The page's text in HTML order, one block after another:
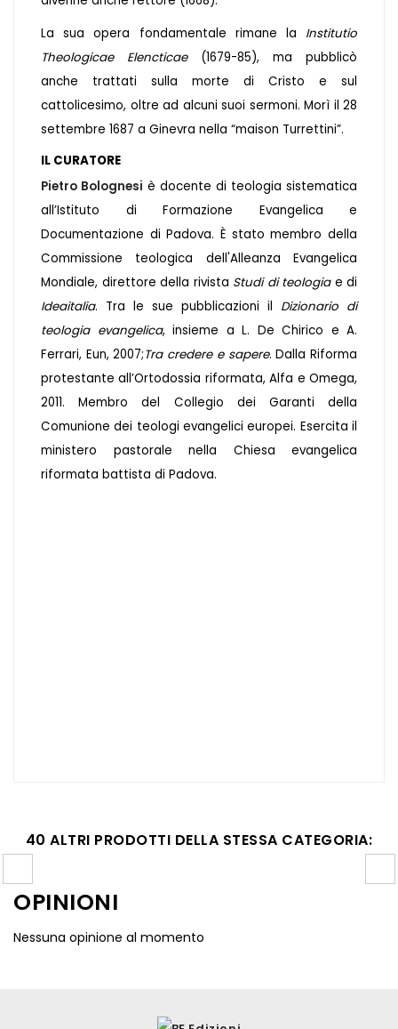
La sua opera fondamentale rimane la Institutio
Theologicae Elencticae(1679-85), ma pubblicò
anche trattati sulla morte di Cristo e sul
cattolicesimo, oltre ad alcuni suoi sermoni. Morì il 28
settembre 1687 a Ginevra nella “maison Turrettini”.
IL CURATORE
Pietro Bolognesi è docente di teologia sistematica
all’Istituto di Formazione Evangelica e
Documentazione di Padova. È stato membro della
Commissione teologica dell'Alleanza Evangelica
Mondiale, direttore della rivista Studi di teologiae di
Ideaitalia. Tra le sue pubblicazioni il Dizionario di
teologia evangelica, insieme a L. De Chirico e A.
Ferrari, Eun, 2007;Tra credere e sapere. Dalla Riforma
protestante all’Ortodossia riformata, Alfa e Omega,
2011. Membro del Collegio dei Garanti della
Comunione dei teologi evangelici europei. Esercita il
ministero pastorale nella Chiesa evangelica
riformata battista di Padova.
40 ALTRI PRODOTTI DELLA STESSA CATEGORIA:
OPINIONI
Nessuna opinione al momento